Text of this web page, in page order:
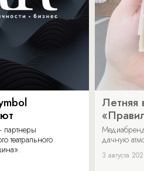
театрального
Летняя
дачную
3 августа